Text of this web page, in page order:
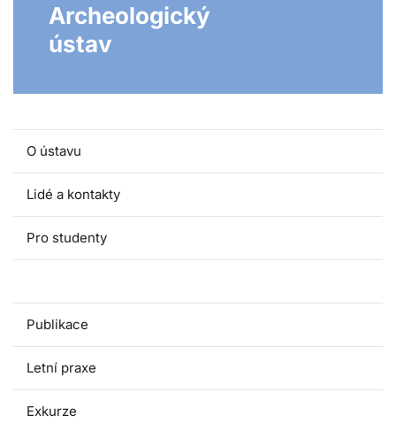
Archeologický
ústav
O ústavu
Lidé a kontakty
Pro studenty
Publikace
Letní praxe
Exkurze